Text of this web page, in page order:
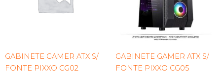
GABINETE GAMER ATX S/
FONTE PIXXO CG02
GABINETE GAMER ATX S/
FONTE PIXXO CG05